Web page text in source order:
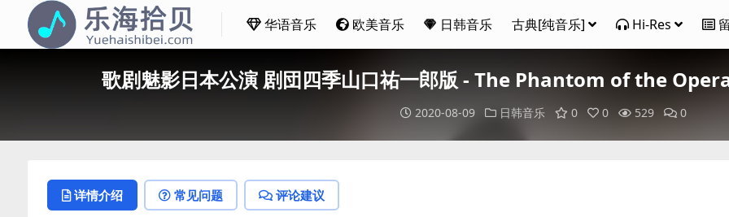
华语音乐 欧美音乐 日韩音乐 古典[纯音乐] Hi-Res
歌剧魅影日本公演 剧団四季山口祐一郎版 - The Phantom of the
2020-08-09 日韩音乐 0 0 529 0
详情介绍 常见问题 评论建议